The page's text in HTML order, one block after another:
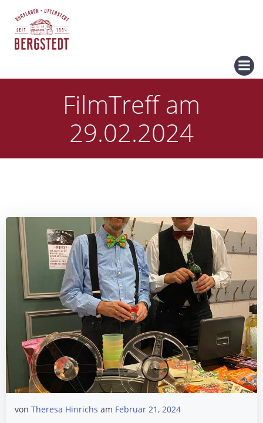
FilmTreff am
29.02.2024
von Theresa Hinrichs am Februar 21, 2024